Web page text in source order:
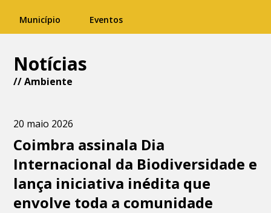
Município Eventos
Notícias
//Ambiente
20 maio 2026
Coimbra assinala Dia
Internacional da Biodiversidade e
lança iniciativa inédita que
envolve toda a comunidade